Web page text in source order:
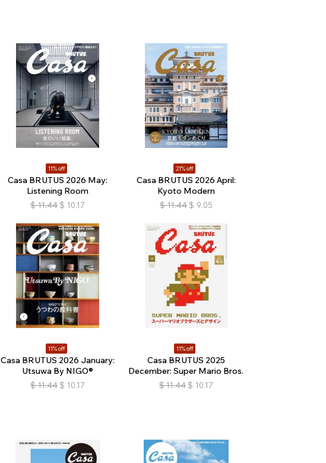
11% off
Casa BRUTUS 2026 May:
Listening Room
$ 11.44 $ 10.17
21% off
Casa BRUTUS 2026 April:
Kyoto Modern
$ 11.44 $ 9.05
11% off
Casa BRUTUS 2026 January:
Utsuwa By NIGO®
$ 11.44 $ 10.17
11% off
Casa BRUTUS 2025
December: Super Mario Bros.
$ 11.44 $ 10.17